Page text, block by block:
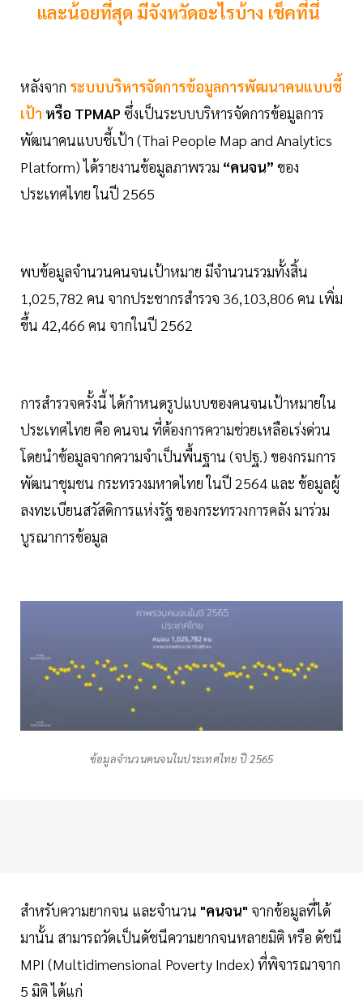
และน้อยที่สุด มีจังหวัดอะไรบ้าง เช็คที่นี่
หลังจาก ระบบบริหารจัดการข้อมูลการพัฒนาคนแบบชี้
เป้า หรือ TPMAP ซึ่งเป็นระบบบริหารจัดการข้อมูลการ
พัฒนาคนแบบชี้เป้า (Thai People Map and Analytics
Platform) ได้รายงานข้อมูลภาพรวม “คนจน” ของ
ประเทศไทย ในปี 2565
พบข้อมูลจำนวนคนจนเป้าหมาย มีจำนวนรวมทั้งสิ้น
1,025,782 คน จากประชากรสำรวจ 36,103,806 คน เพิ่ม
ขึ้น 42,466 คน จากในปี 2562
การสำรวจครั้งนี้ ได้กำหนดรูปแบบของคนจนเป้าหมายใน
ประเทศไทย คือ คนจน ที่ต้องการความช่วยเหลือเร่งด่วน
โดยนำข้อมูลจากความจำเป็นพื้นฐาน (จปฐ.) ของกรมการ
พัฒนาชุมชน กระทรวงมหาดไทย ในปี 2564 และ ข้อมูลผู้
ลงทะเบียนสวัสดิการแห่งรัฐ ของกระทรวงการคลัง มาร่วม
บูรณาการข้อมูล
ข้อมูลจำนวนคนจนในประเทศไทย ปี 2565
สำหรับความยากจน และจำนวน "คนจน" จากข้อมูลที่ได้
มานั้น สามารถวัดเป็นดัชนีความยากจนหลายมิติ หรือ ดัชนี
MPI (Multidimensional Poverty Index) ที่พิจารณาจาก
5 มิติ ได้แก่